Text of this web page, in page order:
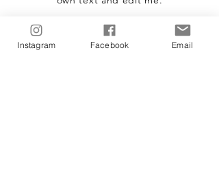
Instagram Facebook Email